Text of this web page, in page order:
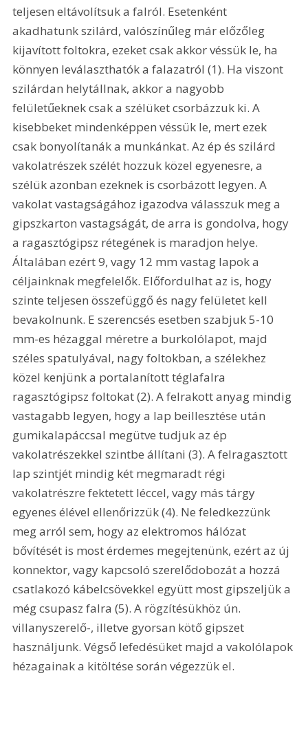
teljesen eltávolítsuk a falról. Esetenként
akadhatunk szilárd, valószínűleg már előzőleg
kijavított foltokra, ezeket csak akkor véssük le, ha
könnyen leválaszthatók a falazatról (1). Ha viszont
szilárdan helytállnak, akkor a nagyobb
felületűeknek csak a szélüket csorbázzuk ki. A
kisebbeket mindenképpen véssük le, mert ezek
csak bonyolítanák a munkánkat. Az ép és szilárd
vakolatrészek szélét hozzuk közel egyenesre, a
szélük azonban ezeknek is csorbázott legyen. A
vakolat vastagságához igazodva válasszuk meg a
gipszkarton vastagságát, de arra is gondolva, hogy
a ragasztógipsz rétegének is maradjon helye.
Általában ezért 9, vagy 12 mm vastag lapok a
céljainknak megfelelők. Előfordulhat az is, hogy
szinte teljesen összefüggő és nagy felületet kell
bevakolnunk. E szerencsés esetben szabjuk 5-10
mm-es hézaggal méretre a burkolólapot, majd
széles spatulyával, nagy foltokban, a szélekhez
közel kenjünk a portalanított téglafalra
ragasztógipsz foltokat (2). A felrakott anyag mindig
vastagabb legyen, hogy a lap beillesztése után
gumikalapáccsal megütve tudjuk az ép
vakolatrészekkel szintbe állítani (3). A felragasztott
lap szintjét mindig két megmaradt régi
vakolatrészre fektetett léccel, vagy más tárgy
egyenes élével ellenőrizzük (4). Ne feledkezzünk
meg arról sem, hogy az elektromos hálózat
bővítését is most érdemes megejtenünk, ezért az új
konnektor, vagy kapcsoló szerelődobozát a hozzá
csatlakozó kábelcsövekkel együtt most gipszeljük a
még csupasz falra (5). A rögzítésükhöz ún.
villanyszerelő-, illetve gyorsan kötő gipszet
használjunk. Végső lefedésüket majd a vakolólapok
hézagainak a kitöltése során végezzük el.